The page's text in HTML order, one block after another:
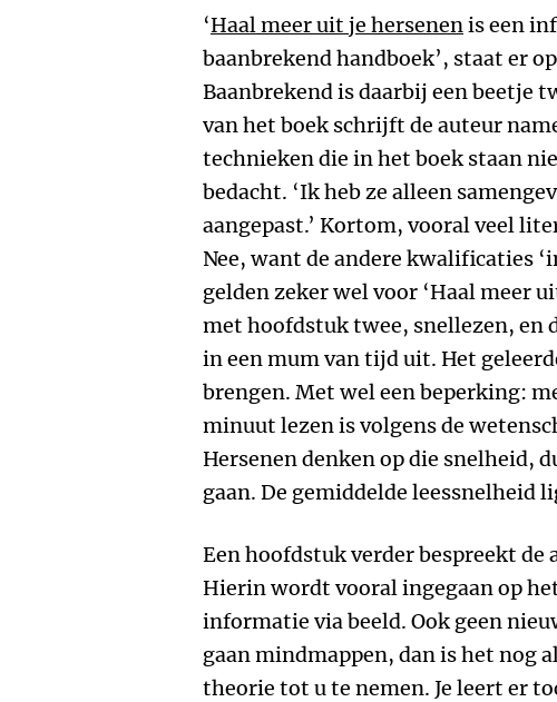
‘Haal meer uit je hersenenis een
baanbrekend handboek’, staat er
Baanbrekend is daarbij een beetje
van het boek schrijft de auteur
technieken die in het boek staan
bedacht. ‘Ik heb ze alleen
aangepast.’ Kortom, vooral veel
Nee, want de andere kwalificaties
gelden zeker wel voor ‘Haal meer
met hoofdstuk twee, snellezen, en
in een mum van tijd uit. Het
brengen. Met wel een beperking:
minuut lezen is volgens de
Hersenen denken op die snelheid,
gaan. De gemiddelde leessnelheid
Een hoofdstuk verder bespreekt
Hierin wordt vooral ingegaan op
informatie via beeld. Ook geen
gaan mindmappen, dan is het nog
theorie tot u te nemen. Je leert er